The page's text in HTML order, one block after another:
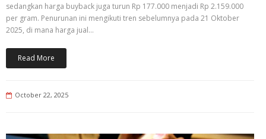
sedangkan harga buyback juga turun Rp 177.000 menjadi Rp 2.159.000
per gram. Penurunan ini mengikuti tren sebelumnya pada 21 Oktober
2025, di mana harga jual…
Read More
October 22, 2025